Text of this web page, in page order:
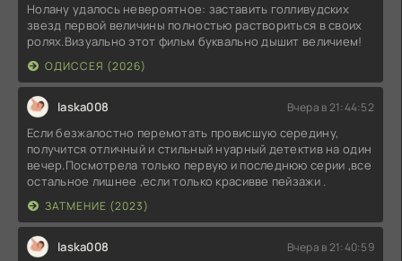
Нолану удалось невероятное: заставить голливудских
звезд первой величины полностью раствориться в своих
ролях.Визуально этот фильм буквально дышит величием!
ОДИССЕЯ (2026)
laska008 Вчера в 21:44:52
Если безжалостно перемотать провисшую середину,
получится отличный и стильный нуарный детектив на один
вечер.Посмотрела только первую и последнюю серии ,все
остальное лишнее ,если только красивве пейзажи .
ЗАТМЕНИЕ (2023)
laska008 Вчера в 21:40:59